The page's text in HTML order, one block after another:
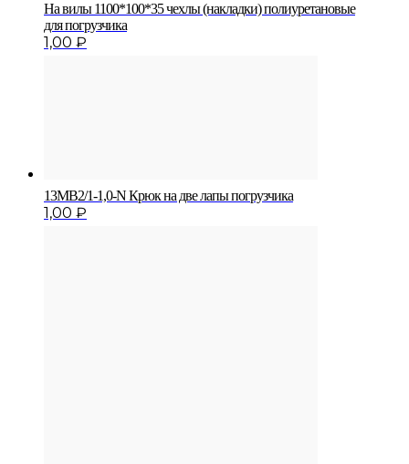
На вилы 1100*100*35 чехлы (накладки) полиуретановые
для погрузчика
1,00 ₽
13MB2/1-1,0-N Крюк на две лапы погрузчика
1,00 ₽